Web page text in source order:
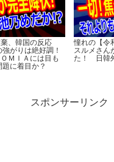
、韓国の反応
がりは絶好調！
ＭＩＡには目も
題に着目か？
憧れの【令
スルメさん
た！ 日韓
スポンサーリンク